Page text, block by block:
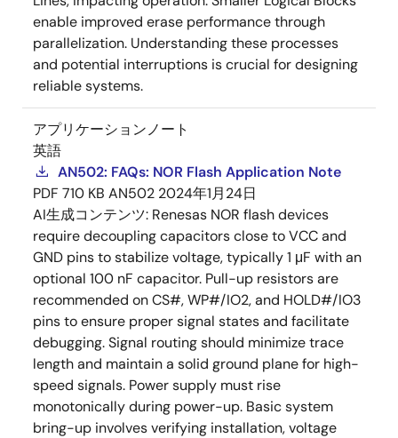
enable improved erase performance through
parallelization. Understanding these processes
and potential interruptions is crucial for designing
reliable systems.
アプリケーションノート
英語
AN502: FAQs: NOR Flash Application Note
PDF 710 KB AN502 2024年1月24日
AI生成コンテンツ: Renesas NOR flash devices
require decoupling capacitors close to VCC and
GND pins to stabilize voltage, typically 1 μF with an
optional 100 nF capacitor. Pull-up resistors are
recommended on CS#, WP#/IO2, and HOLD#/IO3
pins to ensure proper signal states and facilitate
debugging. Signal routing should minimize trace
length and maintain a solid ground plane for high-
speed signals. Power supply must rise
monotonically during power-up. Basic system
bring-up involves verifying installation, voltage